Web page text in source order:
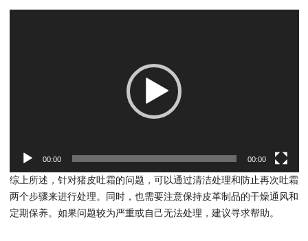
00:00 00:00
综上所述，针对猪皮吐霜的问题，可以通过清洁处理和防止再次吐霜
两个步骤来进行处理。同时，也需要注意保持皮革制品的干燥通风和
定期保养。如果问题较为严重或自己无法处理，建议寻求帮助。